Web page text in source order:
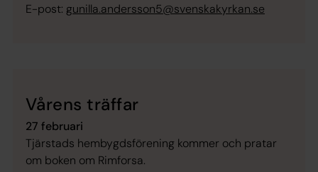
E-post: gunilla.andersson5@svenskakyrkan.se
Vårens träffar
27 februari
Tjärstads hembygdsförening kommer och pratar
om boken om Rimforsa.